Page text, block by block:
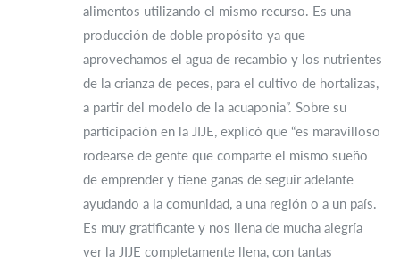
alimentos utilizando el mismo recurso. Es una
producción de doble propósito ya que
aprovechamos el agua de recambio y los nutrientes
de la crianza de peces, para el cultivo de hortalizas,
a partir del modelo de la acuaponia”. Sobre su
participación en la JIJE, explicó que “es maravilloso
rodearse de gente que comparte el mismo sueño
de emprender y tiene ganas de seguir adelante
ayudando a la comunidad, a una región o a un país.
Es muy gratificante y nos llena de mucha alegría
ver la JIJE completamente llena, con tantas